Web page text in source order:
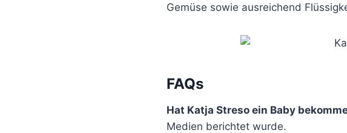
Gemüse sowie ausreichend
FAQs
Hat Katja Streso ein Baby
Medien berichtet wurde.